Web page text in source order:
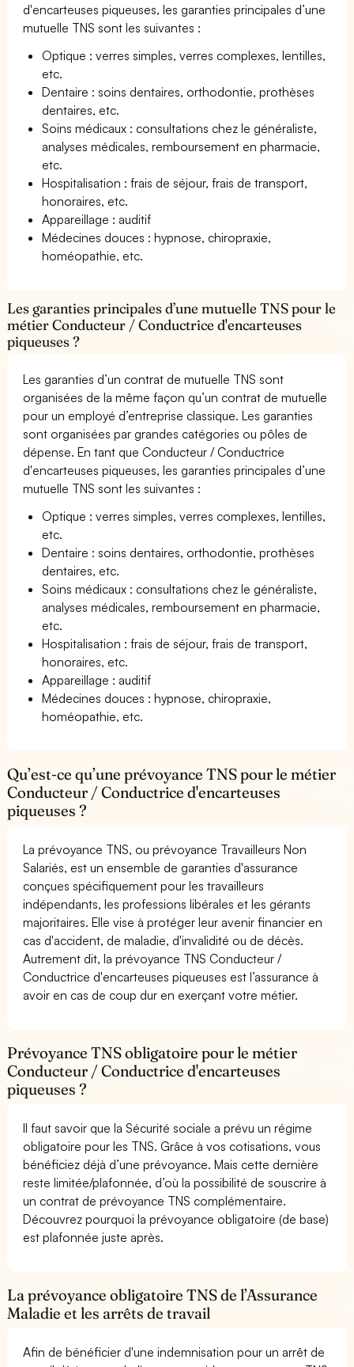
d'encarteuses piqueuses, les garanties principales d’une
mutuelle TNS sont les suivantes :
Optique : verres simples, verres complexes, lentilles,
etc.
Dentaire : soins dentaires, orthodontie, prothèses
dentaires, etc.
Soins médicaux : consultations chez le généraliste,
analyses médicales, remboursement en pharmacie,
etc.
Hospitalisation : frais de séjour, frais de transport,
honoraires, etc.
Appareillage : auditif
Médecines douces : hypnose, chiropraxie,
homéopathie, etc.
Les garanties principales d’une mutuelle TNS pour le
métier Conducteur / Conductrice d'encarteuses
piqueuses ?
Les garanties d’un contrat de mutuelle TNS sont
organisées de la même façon qu’un contrat de mutuelle
pour un employé d’entreprise classique. Les garanties
sont organisées par grandes catégories ou pôles de
dépense. En tant que Conducteur / Conductrice
d'encarteuses piqueuses, les garanties principales d’une
mutuelle TNS sont les suivantes :
Optique : verres simples, verres complexes, lentilles,
etc.
Dentaire : soins dentaires, orthodontie, prothèses
dentaires, etc.
Soins médicaux : consultations chez le généraliste,
analyses médicales, remboursement en pharmacie,
etc.
Hospitalisation : frais de séjour, frais de transport,
honoraires, etc.
Appareillage : auditif
Médecines douces : hypnose, chiropraxie,
homéopathie, etc.
Qu’est-ce qu’une prévoyance TNS pour le métier
Conducteur / Conductrice d'encarteuses
piqueuses ?
La prévoyance TNS, ou prévoyance Travailleurs Non
Salariés, est un ensemble de garanties d'assurance
conçues spécifiquement pour les travailleurs
indépendants, les professions libérales et les gérants
majoritaires. Elle vise à protéger leur avenir financier en
cas d'accident, de maladie, d'invalidité ou de décès.
Autrement dit, la prévoyance TNS Conducteur /
Conductrice d'encarteuses piqueuses est l’assurance à
avoir en cas de coup dur en exerçant votre métier.
Prévoyance TNS obligatoire pour le métier
Conducteur / Conductrice d'encarteuses
piqueuses ?
Il faut savoir que la Sécurité sociale a prévu un régime
obligatoire pour les TNS. Grâce à vos cotisations, vous
bénéficiez déjà d’une prévoyance. Mais cette dernière
reste limitée/plafonnée, d’où la possibilité de souscrire à
un contrat de prévoyance TNS complémentaire.
Découvrez pourquoi la prévoyance obligatoire (de base)
est plafonnée juste après.
La prévoyance obligatoire TNS de l’Assurance
Maladie et les arrêts de travail
Afin de bénéficier d'une indemnisation pour un arrêt de